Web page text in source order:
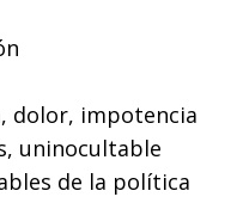
dolor, impotencia
uninocultable
de la política